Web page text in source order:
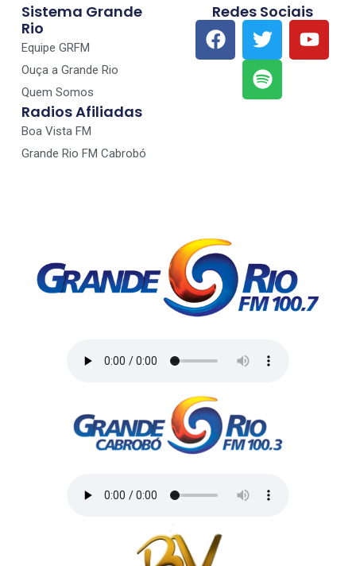
Sistema Grande
Rio
Equipe GRFM
Ouça a Grande Rio
Quem Somos
Radios Afiliadas
Boa Vista FM
Grande Rio FM Cabrobó
Redes Sociais